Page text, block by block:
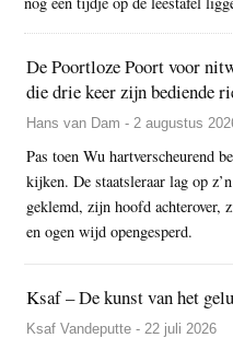
De Poortloze Poort voor
die drie keer zijn bediende
Hans van Dam - 2 augustus
Pas toen Wu hartverscheurend
kijken. De staatsleraar lag op
geklemd, zijn hoofd achterover,
en ogen wijd opengesperd.
Ksaf – De kunst van het
Ksaf Vandeputte - 22 juli 2026